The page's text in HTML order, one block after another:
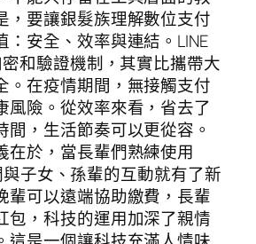
，要讓銀髮族理解數位支付
：安全、效率與連結。LINE
和驗證機制，其實比攜帶大
。在疫情期間，無接觸支付
風險。從效率來看，省去了
間，生活節奏可以更從容。
在於，當長輩們熟練使用
與子女、孫輩的互動就有了新
輩可以遠端協助繳費，長輩
包，科技的運用加深了親情